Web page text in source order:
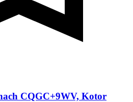
CQGC+9WV, Kotor